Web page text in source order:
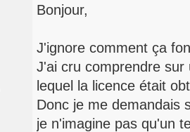
Bonjour,
J'ignore comment ça
J'ai cru comprendre
lequel la licence était
Donc je me demandais
je n'imagine pas qu'un